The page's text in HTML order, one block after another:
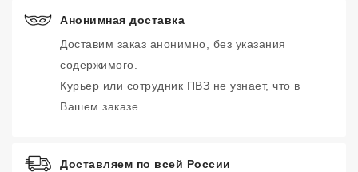
Анонимная доставка
Доставим заказ анонимно, без указания
содержимого.
Курьер или сотрудник ПВЗ не узнает, что в
Вашем заказе.
Доставляем по всей России